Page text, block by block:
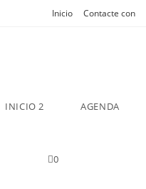
Inicio Contacte con
INICIO 2 AGENDA
0